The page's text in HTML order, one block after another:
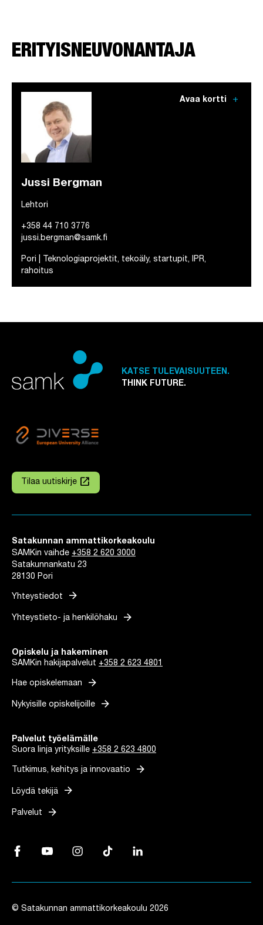
ERITYISNEUVONANTAJA
Avaa kortti add
Jussi Bergman
Lehtori
+358 44 710 3776
jussi.bergman@samk.fi
Pori | Teknologiaprojektit, tekoäly, startupit, IPR,
rahoitus
KATSE TULEVAISUUTEEN.
THINK FUTURE.
Tilaa uutiskirje
Linkki avautuu uuteen välilehteen
launch
Satakunnan ammattikorkeakoulu
SAMKin vaihde +358 2 620 3000
Satakunnankatu 23
28130 Pori
Yhteystiedot arrow_forward
Yhteystieto- ja henkilöhaku arrow_forward
Opiskelu ja hakeminen
SAMKin hakijapalvelut +358 2 623 4801
Hae opiskelemaan arrow_forward
Nykyisille opiskelijoille arrow_forward
Palvelut työelämälle
Suora linja yrityksille +358 2 623 4800
Tutkimus, kehitys ja innovaatio arrow_forward
Löydä tekijä arrow_forward
Palvelut arrow_forward
Facebook, Linkki avautuu uuteen välilehteen
YouTube, Linkki avautuu uuteen välilehteen
Instagram, Linkki avautuu uuteen välilehteen
TikTok, Linkki avautuu uuteen välilehteen
LinkedIn, Linkki avautuu uuteen
© Satakunnan ammattikorkeakoulu 2026